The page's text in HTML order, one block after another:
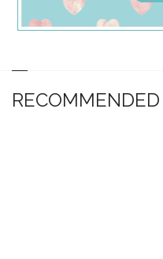
RECOMMENDED